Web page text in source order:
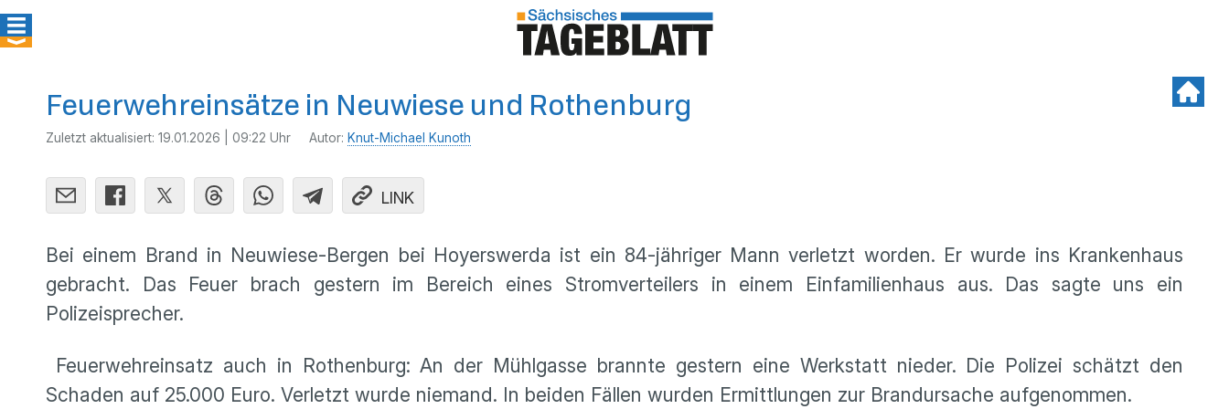
Feuerwehreinsätze in Neuwiese und Rothenburg
Zuletzt aktualisiert: 19.01.2026 | 09:22 Uhr Autor: Knut-Michael Kunoth
LINK
Bei einem Brand in Neuwiese-Bergen bei Hoyerswerda ist ein 84-jähriger Mann verletzt worden. Er wurde ins Krankenhaus
gebracht. Das Feuer brach gestern im Bereich eines Stromverteilers in einem Einfamilienhaus aus. Das sagte uns ein
Polizeisprecher.
Feuerwehreinsatz auch in Rothenburg: An der Mühlgasse brannte gestern eine Werkstatt nieder. Die Polizei schätzt den
Schaden auf 25.000 Euro. Verletzt wurde niemand. In beiden Fällen wurden Ermittlungen zur Brandursache aufgenommen.